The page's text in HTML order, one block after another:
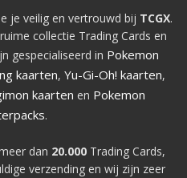
je veilig en vertrouwd bij TCGX.
collectie Trading Cards en
gespecialiseerd in Pokemon
kaarten, Yu-Gi-Oh! kaarten,
kaarten en Pokemon
.
dan 20.000Trading Cards,
verzending en wij zijn zeer